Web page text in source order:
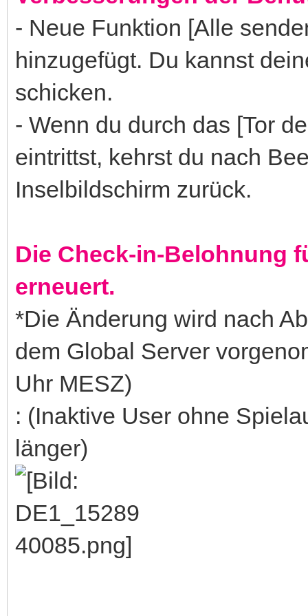
- Neue Funktion [Alle
hinzugefügt. Du kannst
schicken.
- Wenn du durch das [Tor
eintrittst, kehrst du nach
Inselbildschirm zurück.
Die Check-in-Belohnung
erneuert.
*Die Änderung wird nach
dem Global Server
Uhr MESZ)
: (Inaktive User ohne
länger)